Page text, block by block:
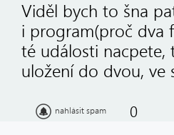
Viděl bych to šna
i program(proč dva
té události
uložení do dvou, ve
nahlásit spam 0